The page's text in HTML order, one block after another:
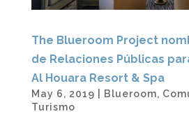
The Blueroom Project
de Relaciones Públicas
Al Houara Resort & Spa
May 6, 2019 Blueroom,
Turismo